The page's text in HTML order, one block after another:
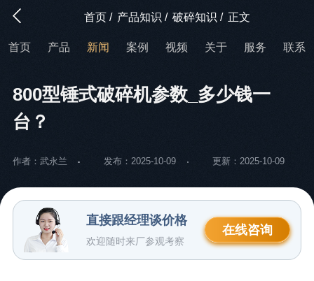
首页 / 产品知识 / 破碎知识 / 正文
首页 产品 新闻 案例 视频 关于 服务 联系
800型锤式破碎机参数_多少钱一
台？
作者：武永兰 发布：2025-10-09 更新：2025-10-09
直接跟经理谈价格
欢迎随时来厂参观考察
在线咨询